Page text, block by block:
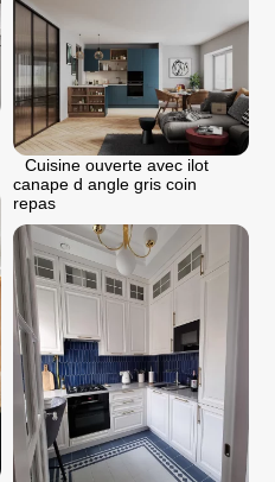
Cuisine ouverte avec ilot
canape d angle gris coin
repas